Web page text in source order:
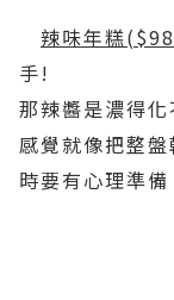
辣味年糕
手!
那辣醬是濃得化
感覺就像把整
時要有心理準備